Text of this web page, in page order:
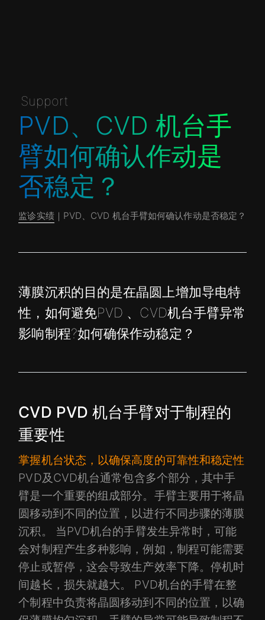
Support
PVD、CVD 机台手
臂如何确认作动是
否稳定？
监诊实绩｜PVD、CVD 机台手臂如何确认作动是否稳定？
薄膜沉积的目的是在晶圆上增加导电特
性，如何避免PVD 、CVD机台手臂异常
影响制程?如何确保作动稳定？
CVD PVD 机台手臂对于制程的
重要性
掌握机台状态，以确保高度的可靠性和稳定性
PVD及CVD机台通常包含多个部分，其中手
臂是一个重要的组成部分。手臂主要用于将晶
圆移动到不同的位置，以进行不同步骤的薄膜
沉积。 当PVD机台的手臂发生异常时，可能
会对制程产生多种影响，例如，制程可能需要
停止或暂停，这会导致生产效率下降。停机时
间越长，损失就越大。 PVD机台的手臂在整
个制程中负责将晶圆移动到不同的位置，以确